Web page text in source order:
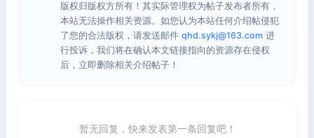
版权归版权方所有！其实际管理权为帖子发布者所有，
本站无法操作相关资源。如您认为本站任何介绍帖侵犯
了您的合法版权，请发送邮件 qhd.sykj@163.com 进
行投诉，我们将在确认本文链接指向的资源存在侵权
后，立即删除相关介绍帖子！
暂无回复，快来发表第一条回复吧！